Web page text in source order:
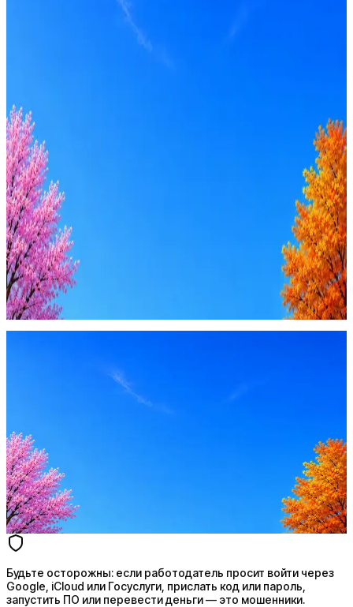
Оффер быстрее с Эйч
Будьте осторожны: если работодатель просит войти через
Google, iCloud или Госуслуги, прислать код или пароль,
запустить ПО или перевести деньги — это мошенники.
Жмите Пожаловаться
Стратегия поиска с AI: рынки, позиции, вилка, каналы
Будьте осторожны: если работодатель просит войти через
Google, iCloud или Госуслуги, прислать код или пароль,
запустить ПО или перевести деньги — это мошенники.